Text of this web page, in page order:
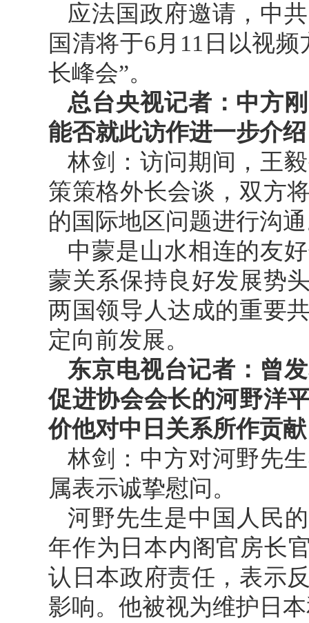
应法国政府邀请，中
国清将于6月11日以视
长峰会”。
总台央视记者：中方
能否就此访作进一步介
林剑：访问期间，王
策策格外长会谈，双方
的国际地区问题进行沟
中蒙是山水相连的友
蒙关系保持良好发展势
两国领导人达成的重要
定向前发展。
东京电视台记者：曾
促进协会会长的河野洋
价他对中日关系所作贡
林剑：中方对河野先
属表示诚挚慰问。
河野先生是中国人民
年作为日本内阁官房长
认日本政府责任，表示
影响。他被视为维护日